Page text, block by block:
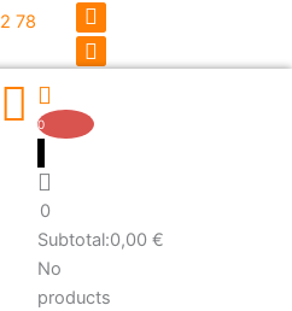
78
F
a
c
o
I
n
s
g
0
0
Subtotal:0,00€
No
products